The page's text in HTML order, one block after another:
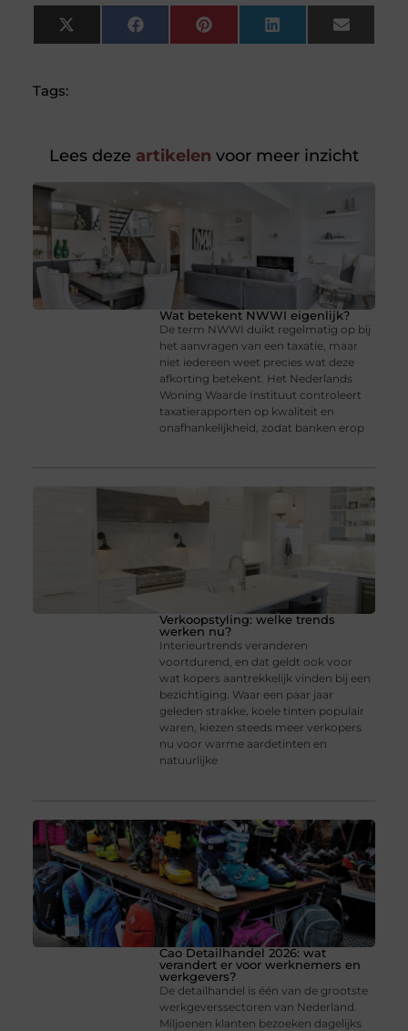
X
(Twitter)
FacebookPinterest LinkedIn Email
Tags:
Lees deze artikelen voor meer inzicht
Wat betekent NWWI eigenlijk?
De term NWWI duikt regelmatig op bij
het aanvragen van een taxatie, maar
niet iedereen weet precies wat deze
afkorting betekent. Het Nederlands
Woning Waarde Instituut controleert
taxatierapporten op kwaliteit en
onafhankelijkheid, zodat banken erop
Verkoopstyling: welke trends
werken nu?
Interieurtrends veranderen
voortdurend, en dat geldt ook voor
wat kopers aantrekkelijk vinden bij een
bezichtiging. Waar een paar jaar
geleden strakke, koele tinten populair
waren, kiezen steeds meer verkopers
nu voor warme aardetinten en
natuurlijke
Cao Detailhandel 2026: wat
verandert er voor werknemers en
werkgevers?
De detailhandel is één van de grootste
werkgeverssectoren van Nederland.
Miljoenen klanten bezoeken dagelijks